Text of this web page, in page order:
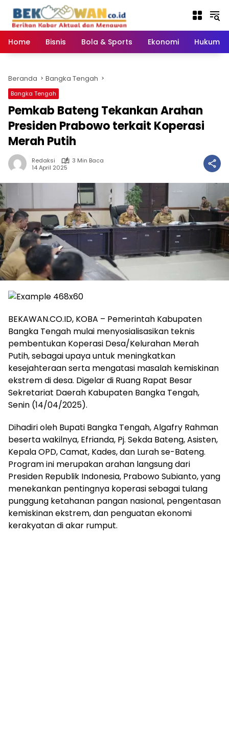
konten
Home
Bisnis Bola & Sports Ekonomi Hukum
Beranda Bangka Tengah
Bangka Tengah
Pemkab Bateng Tekankan Arahan
Presiden Prabowo terkait Koperasi
Merah Putih
Redaksi
3 Min Baca
14 April 2025
BEKAWAN.CO.ID, KOBA – Pemerintah Kabupaten
Bangka Tengah mulai menyosialisasikan teknis
pembentukan Koperasi Desa/Kelurahan Merah
Putih, sebagai upaya untuk meningkatkan
kesejahteraan serta mengatasi masalah kemiskinan
ekstrem di desa. Digelar di Ruang Rapat Besar
Sekretariat Daerah Kabupaten Bangka Tengah,
Senin (14/04/2025).
Dihadiri oleh Bupati Bangka Tengah, Algafry Rahman
beserta wakilnya, Efrianda, Pj. Sekda Bateng, Asisten,
Kepala OPD, Camat, Kades, dan Lurah se-Bateng.
Program ini merupakan arahan langsung dari
Presiden Republik Indonesia, Prabowo Subianto, yang
menekankan pentingnya koperasi sebagai tulang
punggung ketahanan pangan nasional, pengentasan
kemiskinan ekstrem, dan penguatan ekonomi
kerakyatan di akar rumput.